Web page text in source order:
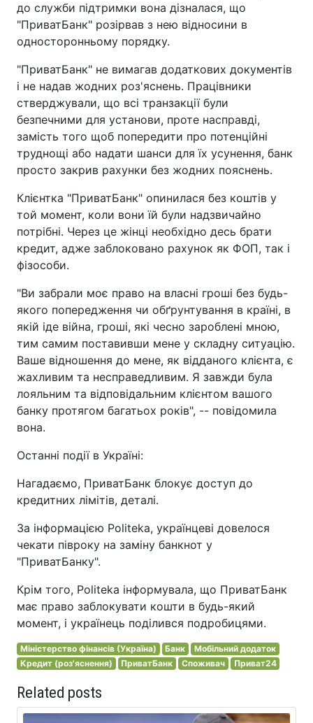
до служби підтримки вона дізналася, що
"ПриватБанк" розірвав з нею відносини в
односторонньому порядку.
"ПриватБанк" не вимагав додаткових документів
і не надав жодних роз'яснень. Працівники
стверджували, що всі транзакції були
безпечними для установи, проте насправді,
замість того щоб попередити про потенційні
труднощі або надати шанси для їх усунення, банк
просто закрив рахунки без жодних пояснень.
Клієнтка "ПриватБанк" опинилася без коштів у
той момент, коли вони їй були надзвичайно
потрібні. Через це жінці необхідно десь брати
кредит, адже заблоковано рахунок як ФОП, так і
фізособи.
"Ви забрали моє право на власні гроші без будь-
якого попередження чи обґрунтування в країні, в
якій іде війна, гроші, які чесно зароблені мною,
тим самим поставивши мене у складну ситуацію.
Ваше відношення до мене, як відданого клієнта, є
жахливим та несправедливим. Я завжди була
лояльним та відповідальним клієнтом вашого
банку протягом багатьох років", -- повідомила
вона.
Останні події в Україні:
Нагадаємо, ПриватБанк блокує доступ до
кредитних лімітів, деталі.
За інформацією Politeka, українцеві довелося
чекати півроку на заміну банкнот у
"ПриватБанку".
Крім того, Politeka інформувала, що ПриватБанк
має право заблокувати кошти в будь-який
момент, і українець поділився подробицями.
Міністерство фінансів (Україна) Банк
Мобільний додаток
Кредит (роз'яснення)
ПриватБанк Споживач Приват24
Related posts